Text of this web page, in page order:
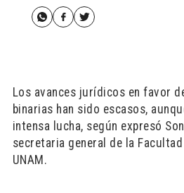
Los avances jurídicos en favor
binarias han sido escasos,
intensa lucha, según expresó
secretaria general de la
UNAM.